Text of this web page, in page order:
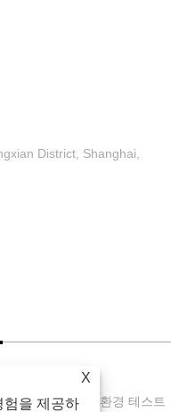
District, Shanghai,
Co., Ltd. 환경 테스트
X
험을 제공하